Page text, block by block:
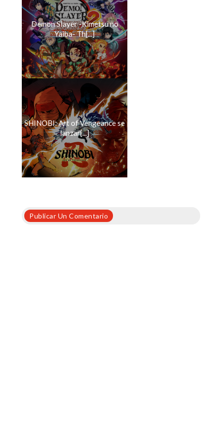
Demon Slayer -Kimetsu no
Yaiba- Th[...]
SHINOBI: Art of Vengeance se
lanzar[...]
Publicar Un Comentario